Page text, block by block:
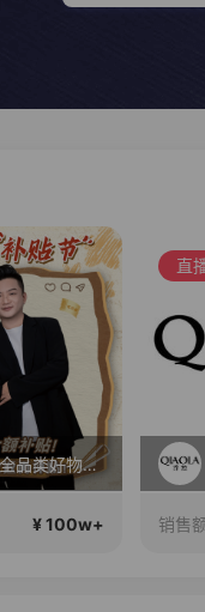
白白叶叶全品类好物补贴节~
¥ 100w+
直
销售